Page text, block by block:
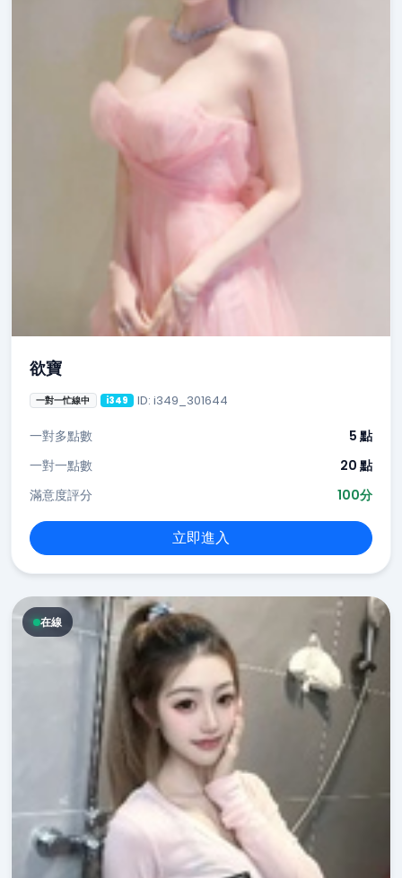
欲寶
一對一忙線中 i349 ID: i349_301644
一對多點數
5 點
一對一點數
20 點
滿意度評分
100分
立即進入
在線